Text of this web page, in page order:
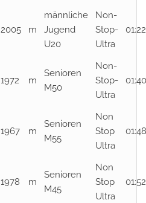
2005 m
männliche
Jugend
U20
Non-
Stop-
Ultra
1972 m
Senioren
M50
Non-
Stop-
Ultra
1967 m
Senioren
M55
Non
Stop
Ultra
1978 m
Senioren
M45
Non
Stop
Ultra